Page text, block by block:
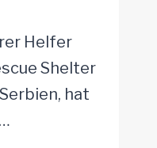
Helfer
Shelter
hat